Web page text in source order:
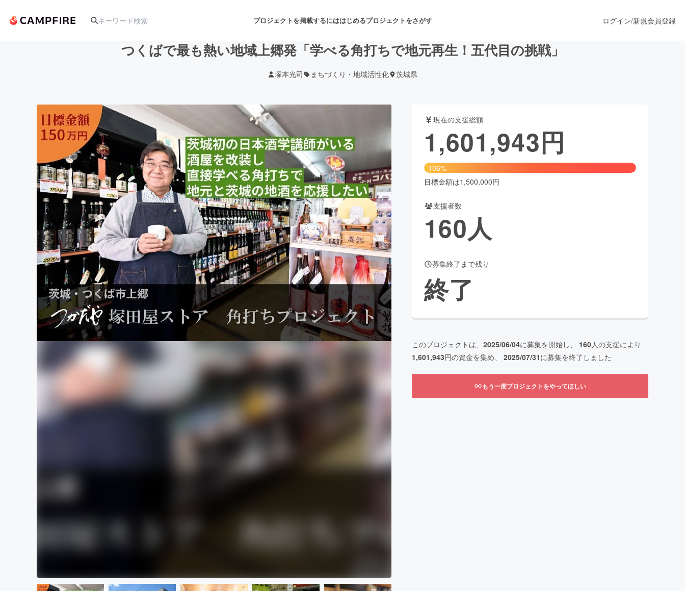
プロジェクトを掲載するにははじめるプロジェクトをさがす
アート・写真 音楽 舞台・パフォーマンス
テクノロジー・ガジェット ゲーム・サービス開発 フード・飲食店 ファッション
映像・映画 書籍・雑誌出版 アニメ・漫画
ビジネス・起業 チャレンジ ビューティー・ヘルスケア
まちづくり・地域活性化
CAMPFIRE for Social GoodCAMPFIRE Creation
CAMPFIREふるさと納税machi-yaコミュニティ
ログイン/新規会員登録
つくばで最も熱い地域上郷発「学べる角打ちで地元再生！五代目の挑戦」
塚本光司 まちづくり・地域活性化 茨城県
現在の支援総額
1,601,943円
106%
目標金額は1,500,000円
支援者数
160人
募集終了まで残り
終了
このプロジェクトは、 2025/06/04に募集を開始し、 160人の支援により
1,601,943円の資金を集め、 2025/07/31に募集を終了しました
もう一度プロジェクトをやってほしい